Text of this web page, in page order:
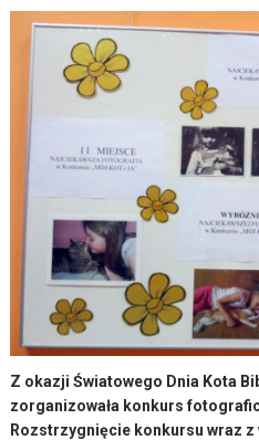
Z okazji Światowego Dnia Kota
zorganizowała konkurs
Rozstrzygnięcie konkursu wraz z